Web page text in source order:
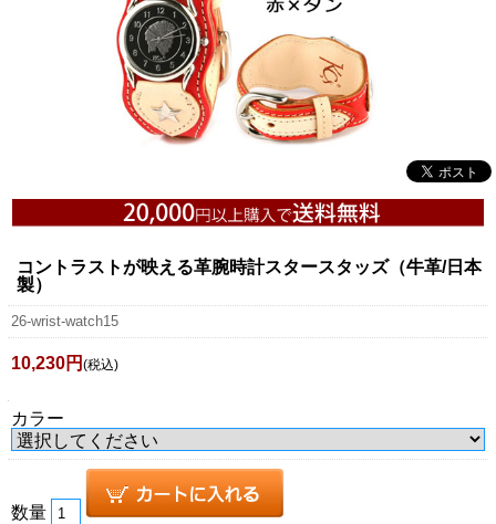
コントラストが映える革腕時計スタースタッズ（牛革/日本
製）
26-wrist-watch15
10,230円 (税込)
カラー
数量